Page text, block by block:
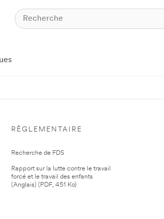
RÈGLEMENTAIRE
Recherche de FDS
Rapport sur la lutte contre le travail
forcé et le travail des enfants
(Anglais) (PDF, 451 Ko)